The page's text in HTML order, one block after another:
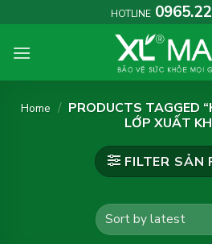
to
content
HOTLINE
Home / PRODUCTS TAGGED
LỚP XUẤT
FILTER